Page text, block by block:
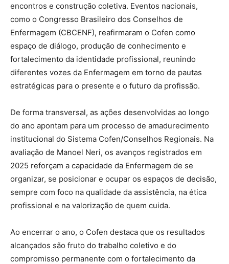
encontros e construção coletiva. Eventos nacionais,
como o Congresso Brasileiro dos Conselhos de
Enfermagem (CBCENF), reafirmaram o Cofen como
espaço de diálogo, produção de conhecimento e
fortalecimento da identidade profissional, reunindo
diferentes vozes da Enfermagem em torno de pautas
estratégicas para o presente e o futuro da profissão.
De forma transversal, as ações desenvolvidas ao longo
do ano apontam para um processo de amadurecimento
institucional do Sistema Cofen/Conselhos Regionais. Na
avaliação de Manoel Neri, os avanços registrados em
2025 reforçam a capacidade da Enfermagem de se
organizar, se posicionar e ocupar os espaços de decisão,
sempre com foco na qualidade da assistência, na ética
profissional e na valorização de quem cuida.
Ao encerrar o ano, o Cofen destaca que os resultados
alcançados são fruto do trabalho coletivo e do
compromisso permanente com o fortalecimento da